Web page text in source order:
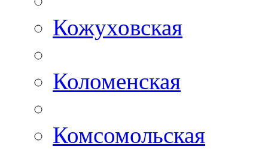
Кожуховская
Коломенская
Комсомольская